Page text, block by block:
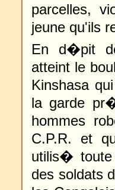
parcelles,
jeune qu'ils
En d�pit
atteint le
Kinshasa
la garde
hommes
C.P.R. et
utilis�
des soldats